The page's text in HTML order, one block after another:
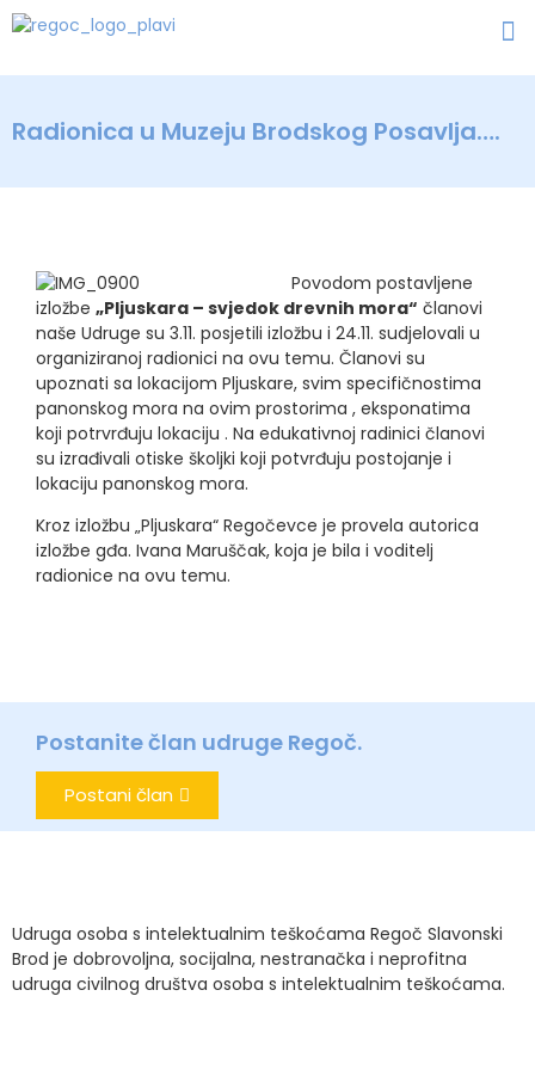
Radionica u Muzeju Brodskog Posavlja….
Povodom postavljene
izložbe „Pljuskara – svjedok drevnih mora“ članovi
naše Udruge su 3.11. posjetili izložbu i 24.11. sudjelovali u
organiziranoj radionici na ovu temu. Članovi su
upoznati sa lokacijom Pljuskare, svim specifičnostima
panonskog mora na ovim prostorima , eksponatima
koji potrvrđuju lokaciju . Na edukativnoj radinici članovi
su izrađivali otiske školjki koji potvrđuju postojanje i
lokaciju panonskog mora.
Kroz izložbu „Pljuskara“ Regočevce je provela autorica
izložbe gđa. Ivana Maruščak, koja je bila i voditelj
radionice na ovu temu.
Postanite član udruge Regoč.
Postani član
Udruga osoba s intelektualnim teškoćama Regoč Slavonski
Brod je dobrovoljna, socijalna, nestranačka i neprofitna
udruga civilnog društva osoba s intelektualnim teškoćama.